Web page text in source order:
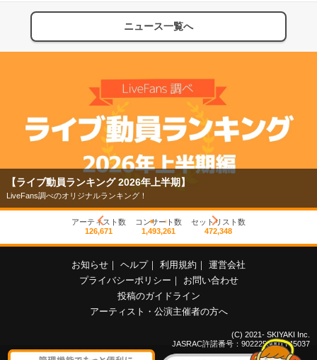
ニュース一覧へ
【ライブ動員ランキング 2026年上半期】
LiveFans調べのオリジナルランキング！
アーティスト数
126,671
コンサート数
1,493,261
セットリスト数
472,348
お知らせ ｜ ヘルプ｜ 利用規約 ｜ 運営会社
プライバシーポリシー ｜
お問い合わせ
投稿のガイドライン
アーティスト・公演主催者の方へ
(C) 2021- SKIYAKI Inc.
JASRAC許諾番号：9022255001Y45037